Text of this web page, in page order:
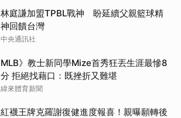
林庭謙加盟TPBL戰神 盼延續父親籃球精
神回饋台灣
中央通訊社
MLB》教士新同學Mize首秀狂丟生涯最慘8
分 拒絕找藉口：既挫折又難堪
緯來體育新聞
紅襪王牌克羅謝復健進度報喜！親曝願轉後